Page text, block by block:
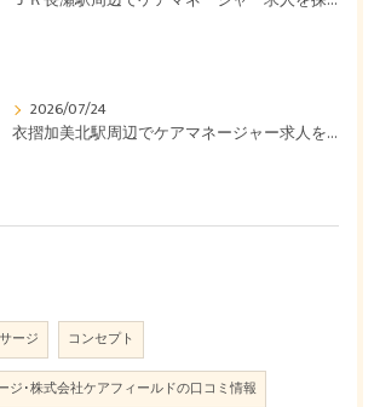
2026/07/24
衣摺加美北駅周辺でケアマネージャー求人を探すには？働きやすい職場の選び方を解説
ージ コンセプト
ジ･株式会社ケアフィールドの口コミ情報